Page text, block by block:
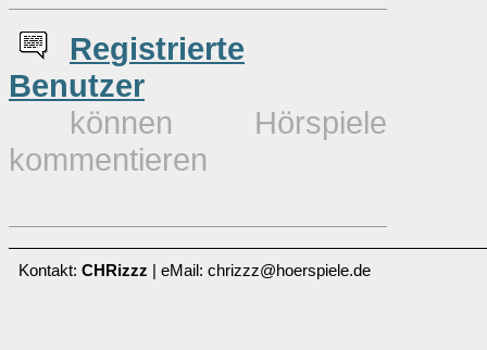
Registrierte
Benutzer
können Hörspiele
kommentieren
Kontakt: CHRizzz | eMail: chrizzz@hoerspiele.de